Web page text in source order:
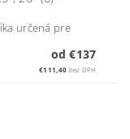
určená pre
od €137
€111,40 bez DPH